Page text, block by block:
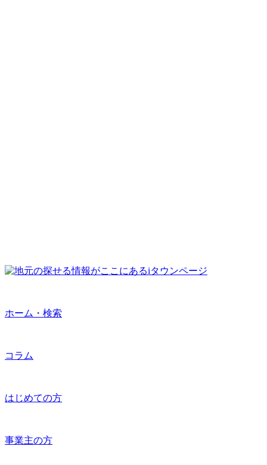
ホーム・検索
コラム
はじめての方
事業主の方